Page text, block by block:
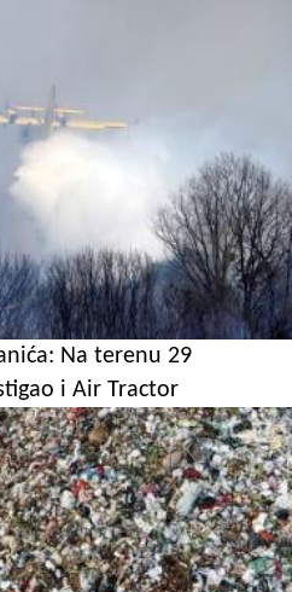
Na terenu 29
i Air Tractor